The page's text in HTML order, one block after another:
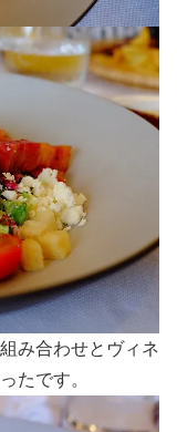
み合わせとヴィネ
たです。